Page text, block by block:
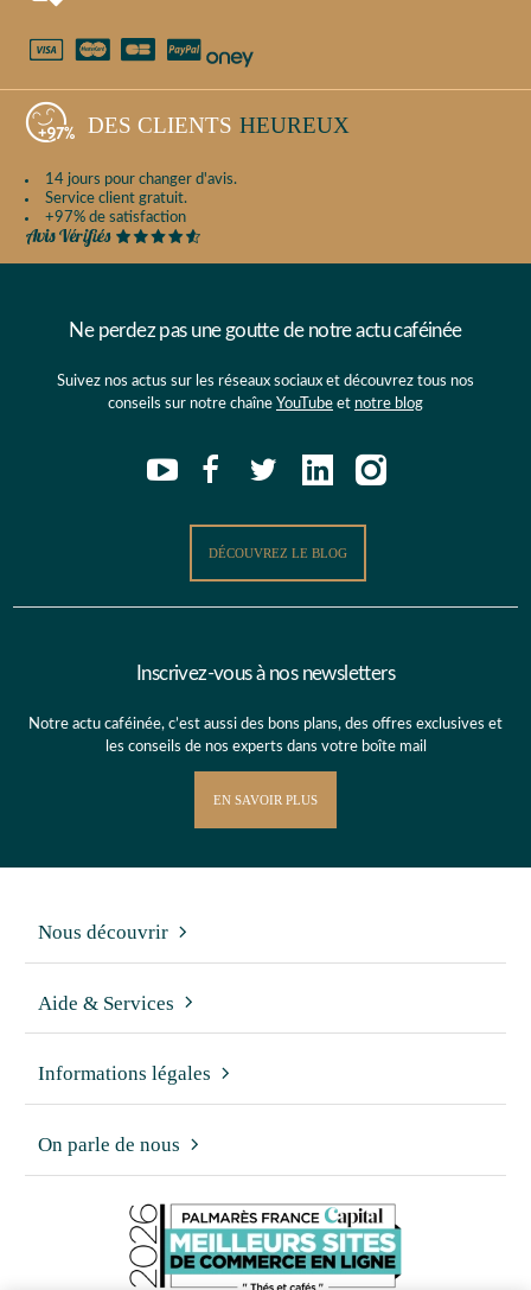
DES CLIENTS HEUREUX
14 jours pour changer d'avis.
Service client gratuit.
+97% de satisfaction
Ne perdez pas une goutte de notre actu caféinée
Suivez nos actus sur les réseaux sociaux et découvrez tous nos
conseils sur notre chaîne YouTube et notre blog
DÉCOUVREZ LE BLOG
Inscrivez-vous à nos newsletters
Notre actu caféinée, c’est aussi des bons plans, des offres exclusives et
les conseils de nos experts dans votre boîte mail
EN SAVOIR PLUS
Nous découvrir
Aide & Services
Informations légales
On parle de nous